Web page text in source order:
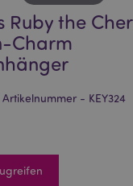
Ruby the
Charm
Artikelnummer - KEY324